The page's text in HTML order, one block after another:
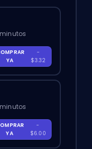
YA
-
$3.32
YA
-
$6.00